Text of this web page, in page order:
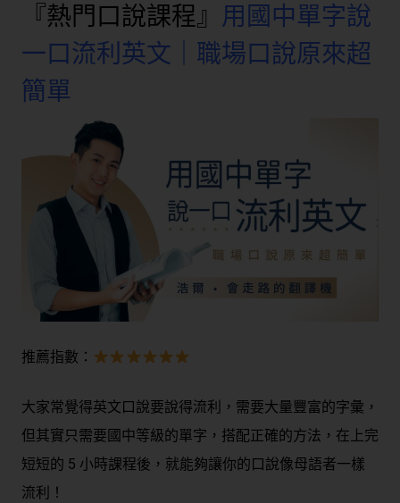
『熱門口說課程』 用國中單字說
一口流利英文｜職場口說原來超
簡單
推薦指數：
大家常覺得英文口說要說得流利，需要大量豐富的字彙，
但其實只需要國中等級的單字，搭配正確的方法，在上完
短短的 5 小時課程後，就能夠讓你的口說像母語者一樣
流利！